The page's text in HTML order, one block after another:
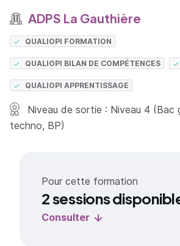
ADPS La Gauthière
QUALIOPI FORMATION
QUALIOPI BILAN DE COMPÉTENCES
QUALIOPI APPRENTISSAGE
Niveau de sortie : Niveau 4 (Bac
techno, BP)
Pour cette formation
2 sessions
Consulter